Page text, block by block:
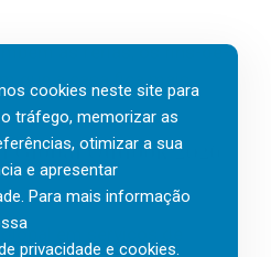
as férias, os fins-de-
que a casa fica mais
Outlook 2026
em serviços de
cookies neste site para
tráfego, memorizar as
otimizar a sua
e apresentar
Para mais informação
privacidade e cookies.